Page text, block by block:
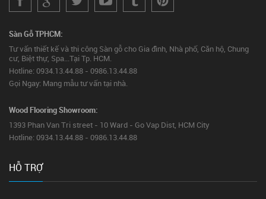
Sàn Gỗ TPHCM:
Tư vấn thiết kế và thi công Sàn gỗ cho Gia đình, Nhà phố, Căn hộ, Chung
cư, Biệt thự, Spa...Tại Tp. HCM.
Hotline: 0934.13.44.88 - 0986.13.44.88
Gọi Ngay: Mang mẫu tư vấn tại nhà.
Wood Flooring Showroom:
1393 Phan Van Tri street - 10 Ward - Go Vap Dist, HCM City
Hotline: 0934.13.44.88 - 0986.13.44.88
HỖ TRỢ